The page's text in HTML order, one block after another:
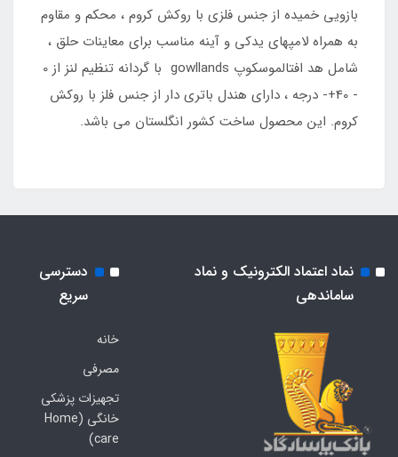
بازویی خمیده از جنس فلزی با روکش کروم ، محکم و مقاوم
به همراه لامپهای یدکی و آینه مناسب برای معاینات حلق ،
شامل هد افتالموسکوپ gowllands با گردانه تنظیم لنز از 0
- 40+- درجه ، دارای هندل باتری دار از جنس فلز با روکش
کروم. این محصول ساخت کشور انگلستان می باشد.
نماد اعتماد الکترونیک و نماد
ساماندهی
دسترسی
سریع
خانه
مصرفی
تجهیزات پزشکی
خانگی (Home
care)